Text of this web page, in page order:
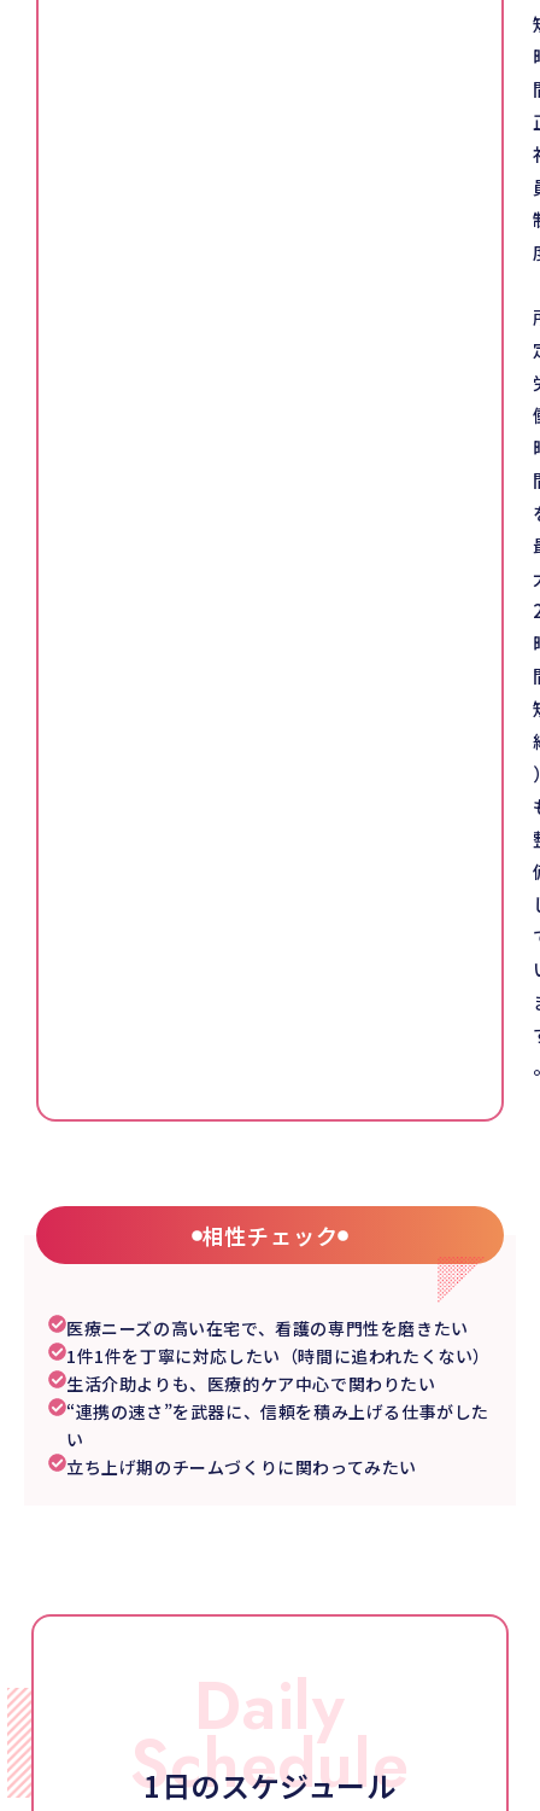
相性チェック
医療ニーズの高い在宅で、看護の専門性を磨きたい
1件1件を丁寧に対応したい（時間に追われたくない）
生活介助よりも、医療的ケア中心で関わりたい
“連携の速さ”を武器に、信頼を積み上げる仕事がした
い
立ち上げ期のチームづくりに関わってみたい
Daily
Schedule
1日のスケジュール